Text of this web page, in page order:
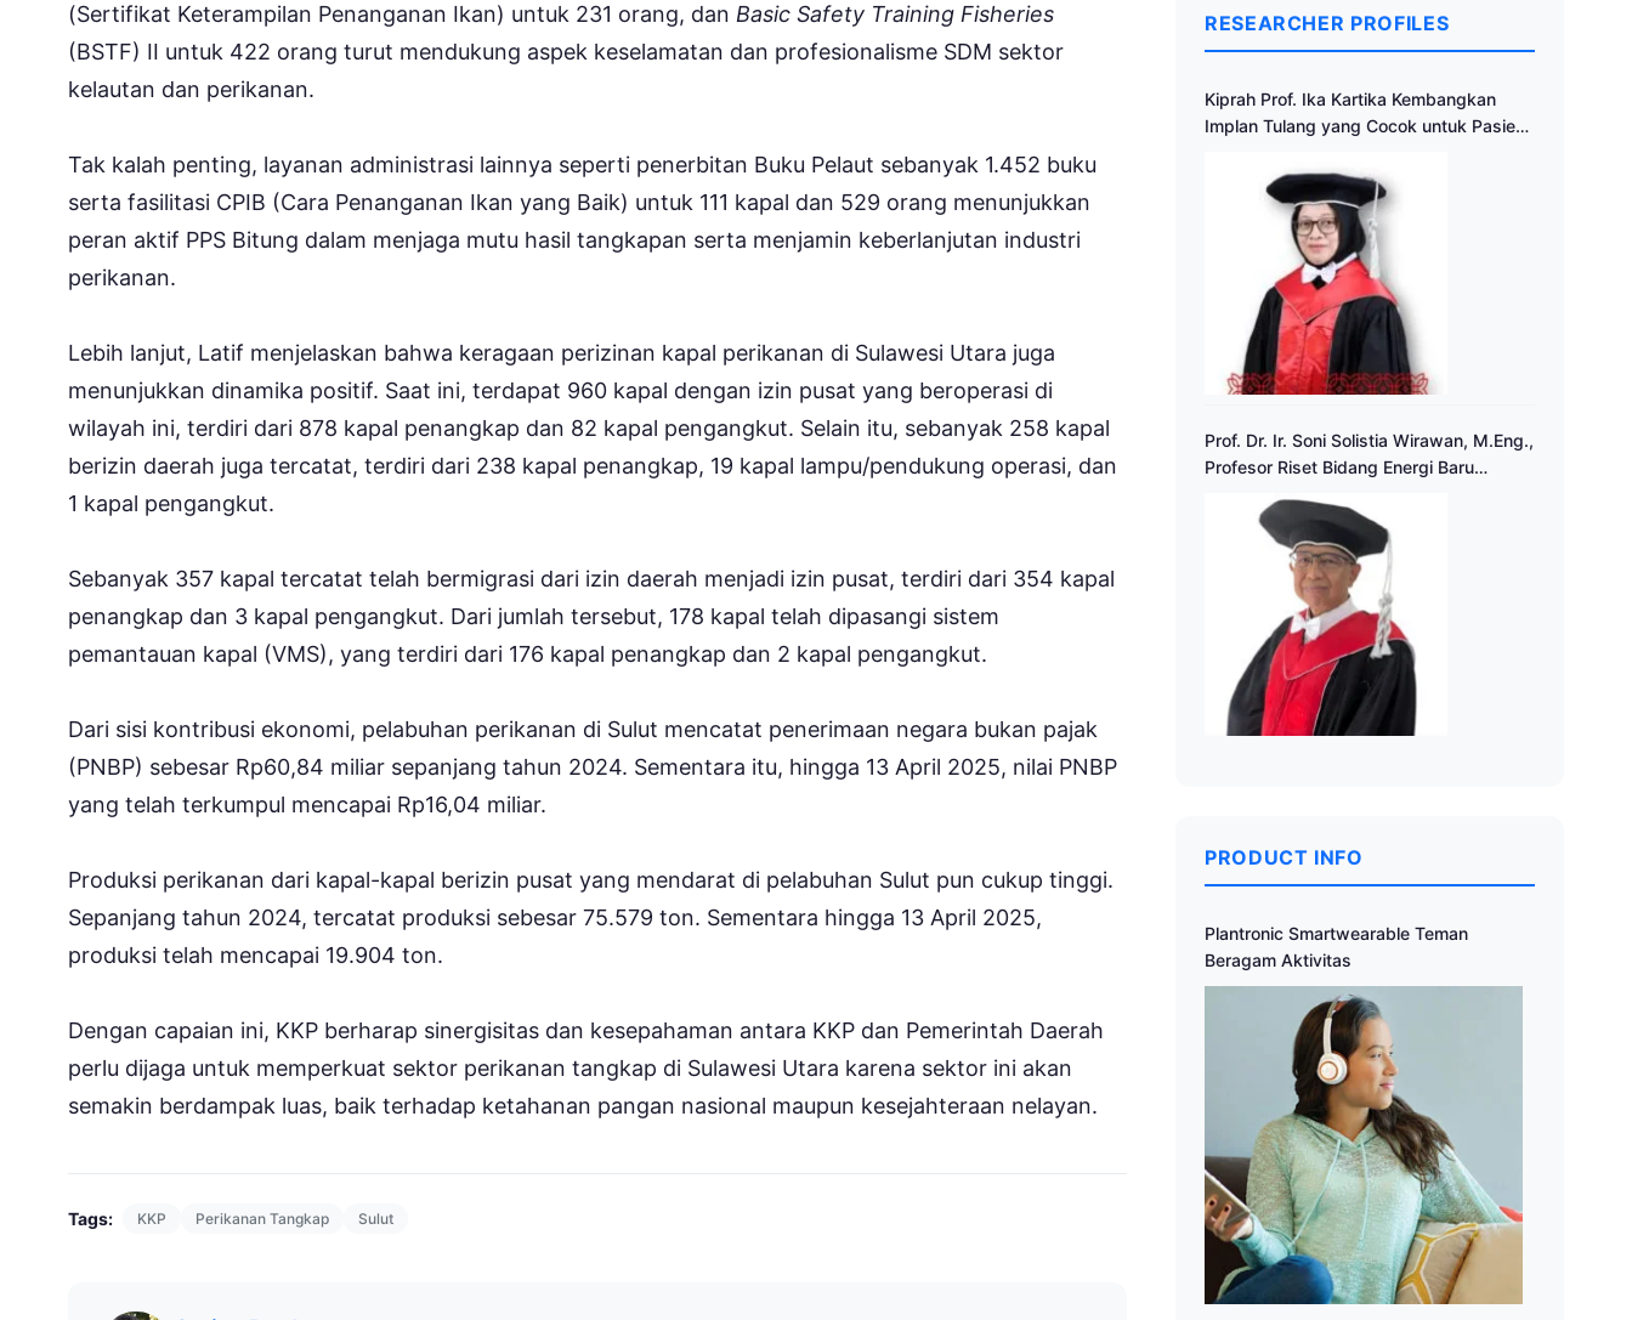
(Sertifikat Keterampilan Penanganan Ikan) untuk 231 orang, dan Basic Safety Training Fisheries
(BSTF) II untuk 422 orang turut mendukung aspek keselamatan dan profesionalisme SDM sektor
kelautan dan perikanan.
Tak kalah penting, layanan administrasi lainnya seperti penerbitan Buku Pelaut sebanyak 1.452 buku
serta fasilitasi CPIB (Cara Penanganan Ikan yang Baik) untuk 111 kapal dan 529 orang menunjukkan
peran aktif PPS Bitung dalam menjaga mutu hasil tangkapan serta menjamin keberlanjutan industri
perikanan.
Lebih lanjut, Latif menjelaskan bahwa keragaan perizinan kapal perikanan di Sulawesi Utara juga
menunjukkan dinamika positif. Saat ini, terdapat 960 kapal dengan izin pusat yang beroperasi di
wilayah ini, terdiri dari 878 kapal penangkap dan 82 kapal pengangkut. Selain itu, sebanyak 258 kapal
berizin daerah juga tercatat, terdiri dari 238 kapal penangkap, 19 kapal lampu/pendukung operasi, dan
1 kapal pengangkut.
Sebanyak 357 kapal tercatat telah bermigrasi dari izin daerah menjadi izin pusat, terdiri dari 354 kapal
penangkap dan 3 kapal pengangkut. Dari jumlah tersebut, 178 kapal telah dipasangi sistem
pemantauan kapal (VMS), yang terdiri dari 176 kapal penangkap dan 2 kapal pengangkut.
Dari sisi kontribusi ekonomi, pelabuhan perikanan di Sulut mencatat penerimaan negara bukan pajak
(PNBP) sebesar Rp60,84 miliar sepanjang tahun 2024. Sementara itu, hingga 13 April 2025, nilai PNBP
yang telah terkumpul mencapai Rp16,04 miliar.
Produksi perikanan dari kapal-kapal berizin pusat yang mendarat di pelabuhan Sulut pun cukup tinggi.
Sepanjang tahun 2024, tercatat produksi sebesar 75.579 ton. Sementara hingga 13 April 2025,
produksi telah mencapai 19.904 ton.
Dengan capaian ini, KKP berharap sinergisitas dan kesepahaman antara KKP dan Pemerintah Daerah
perlu dijaga untuk memperkuat sektor perikanan tangkap di Sulawesi Utara karena sektor ini akan
semakin berdampak luas, baik terhadap ketahanan pangan nasional maupun kesejahteraan nelayan.
Tags: KKP Perikanan Tangkap Sulut
RESEARCHER PROFILES
Kiprah Prof. Ika Kartika Kembangkan
Implan Tulang yang Cocok untuk Pasien
Prof. Dr. Ir. Soni Solistia Wirawan, M.Eng.,
Profesor Riset Bidang Energi Baru
PRODUCT INFO
Plantronic Smartwearable Teman
Beragam Aktivitas